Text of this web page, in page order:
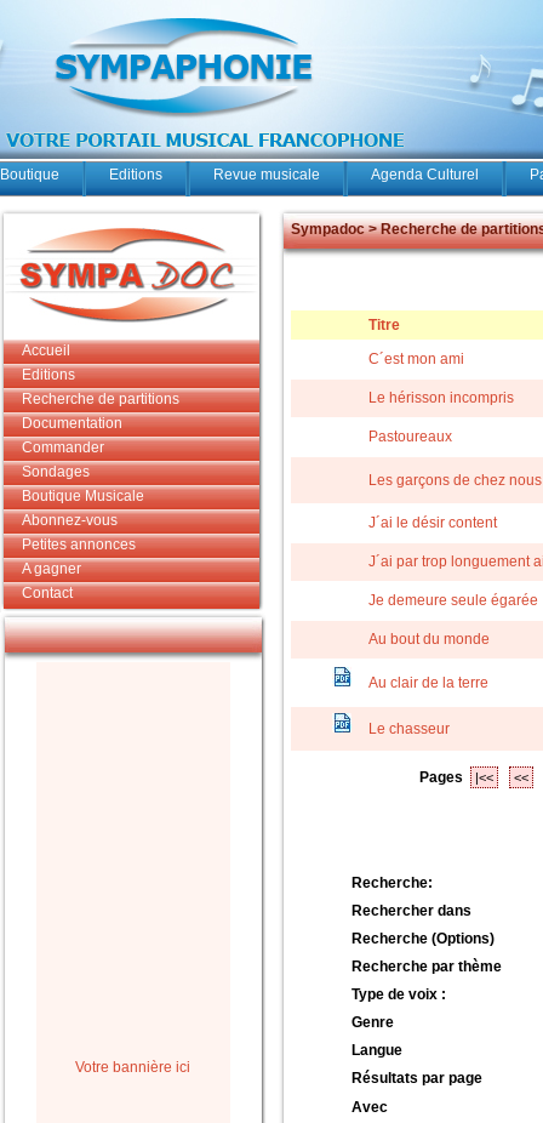
Boutique Editions Revue musicale Agenda Culturel
Accueil
Editions
Recherche de partitions
Documentation
Commander
Sondages
Boutique Musicale
Abonnez-vous
Petites annonces
A gagner
Contact
Votre bannière ici
Sympadoc > Recherche de
Titre
C´est mon ami
Le hérisson incompris
Pastoureaux
Les garçons de chez nous
J´ai le désir content
J´ai par trop longuement
Je demeure seule égarée
Au bout du monde
Au clair de la terre
Le chasseur
Pages |<< <<
Recherche:
Rechercher dans
Recherche (Options)
Recherche par thème
Type de voix :
Genre
Langue
Résultats par page
Avec